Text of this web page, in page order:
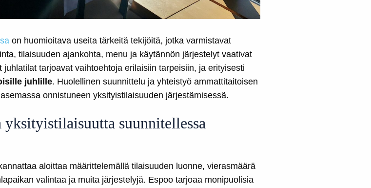
on huomioitava useita tärkeitä tekijöitä, jotka varmistavat
tilaisuuden ajankohta, menu ja käytännön järjestelyt vaativat
tarjoavat vaihtoehtoja erilaisiin tarpeisiin, ja erityisesti
juhlille. Huolellinen suunnittelu ja yhteistyö ammattitaitoisen
onnistuneen yksityistilaisuuden järjestämisessä.
suunnitellessa
aloittaa määrittelemällä tilaisuuden luonne, vierasmäärä
valintaa ja muita järjestelyjä. Espoo tarjoaa monipuolisia